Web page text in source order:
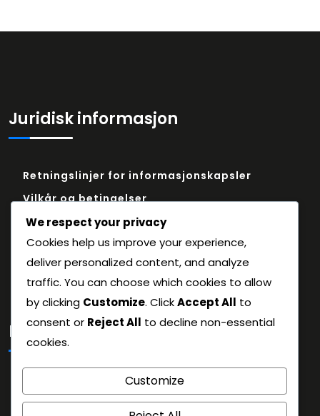
Juridisk informasjon
Retningslinjer for informasjonskapsler
Vilkår og betingelser
Ta kontakt
Ditt personvern
Hvem vi er
Kategorier
6-3-1 Fotballformasjon Strategier
Spillerroller i 6-3-1 fotballformasjonen
We respect your privacy
Cookies help us improve your experience,
deliver personalized content, and analyze
traffic. You can choose which cookies to allow
by clicking Customize. ClickAccept All to
consent or Reject All to decline non-essential
cookies.
Customize